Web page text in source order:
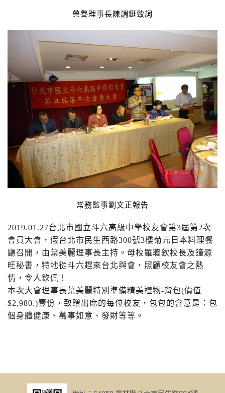
榮譽理事長陳調鋌致詞
常務監事劉文正報告
2019.01.27台北市國立斗六高級中學校友會第3屆第2次
會員大會，假台北市民生西路300號3樓菊元日本料理餐
廳召開，由葉美麗理事長主持。母校羅聰欽校長及鐘源
旺秘書，特地從斗六趕來台北與會，照顧校友會之熱
情，令人欽佩！
本次大會理事長葉美麗特別準備精美禮物-背包(價值
$2,980.)壹份，致贈出席的每位校友，包包的含意是：包
個身體健康、萬事如意、發財等等。